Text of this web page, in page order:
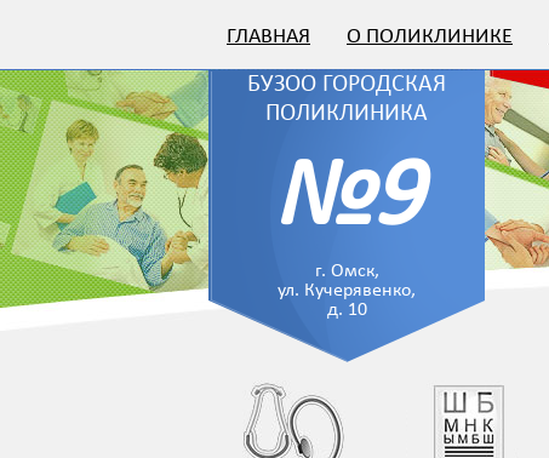
ГЛАВНАЯ О ПОЛИКЛИНИКЕ
БУЗОО ГОРОДСКАЯ
ПОЛИКЛИНИКА
№9
г. Омск,
ул. Кучерявенко,
д. 10